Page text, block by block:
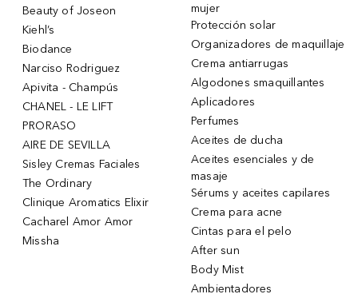
Beauty of Joseon
Kiehl’s
Biodance
Narciso Rodriguez
Apivita - Champús
CHANEL - LE LIFT
PRORASO
AIRE DE SEVILLA
Sisley Cremas Faciales
The Ordinary
Clinique Aromatics Elixir
Cacharel Amor Amor
Missha
mujer
Protección solar
Organizadores de maquillaje
Crema antiarrugas
Algodones smaquillantes
Aplicadores
Perfumes
Aceites de ducha
Aceites esenciales y de
masaje
Sérums y aceites capilares
Crema para acne
Cintas para el pelo
After sun
Body Mist
Ambientadores